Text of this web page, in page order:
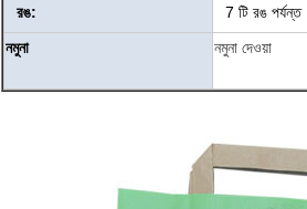
রঙ:
7 টি রঙ পর্যন্ত
নমুনা
নমুনা দেওয়া